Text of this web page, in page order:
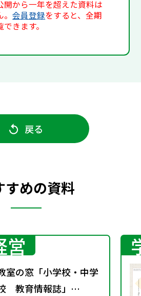
開から一年を超えた資料は
。会員登録をすると、全期
きます。
戻る
すめの資料
営
室の窓「小学校・中学
教育情報誌」